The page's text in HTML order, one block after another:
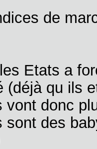
de
Etats a
(déjà qu ils
vont donc
sont des